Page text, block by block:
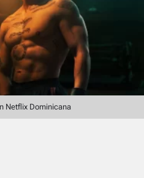
Netflix Dominicana